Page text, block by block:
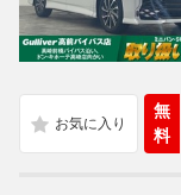
無
料